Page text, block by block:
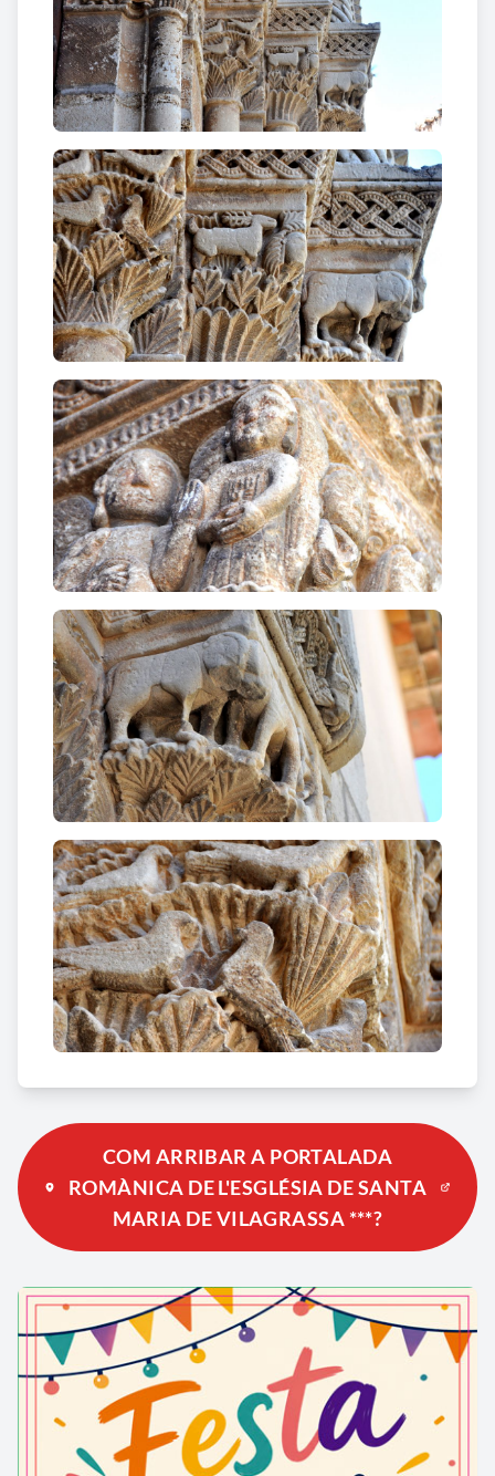
COM ARRIBAR A PORTALADA
ROMÀNICA DE L'ESGLÉSIA DE SANTA
MARIA DE VILAGRASSA ***?